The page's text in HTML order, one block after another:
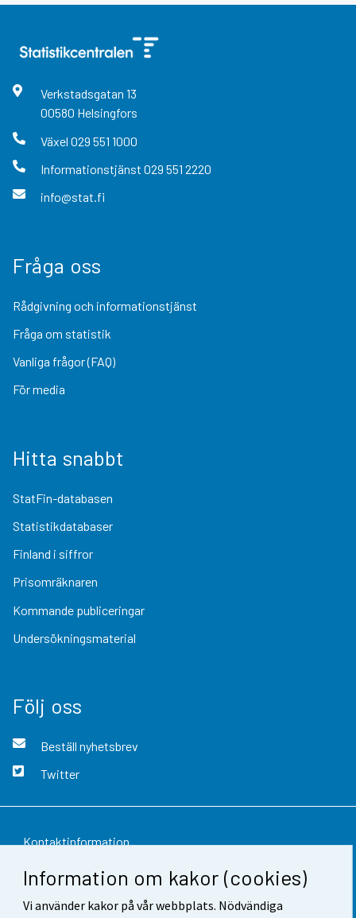
Information om kakor (cookies)
Vi använder kakor på vår webbplats. Nödvändiga
Verkstadsgatan 13
00580 Helsingfors
Växel 029 551 1000
Informationstjänst 029 551 2220
info@stat.fi
Fråga oss
Rådgivning och informationstjänst
Fråga om statistik
Vanliga frågor (FAQ)
För media
Hitta snabbt
StatFin-databasen
Statistikdatabaser
Finland i siffror
Prisomräknaren
Kommande publiceringar
Undersökningsmaterial
Följ oss
Beställ nyhetsbrev
Twitter
Kontaktinformation
Respons
Användarvillkor